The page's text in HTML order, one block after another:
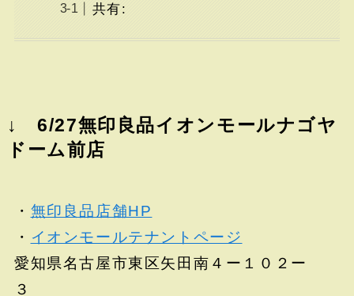
共有:
↓ 6/27無印良品イオンモールナゴヤ
ドーム前店
・ 無印良品店舗HP
・ イオンモールテナントページ
愛知県名古屋市東区矢田南４ー１０２ー
３